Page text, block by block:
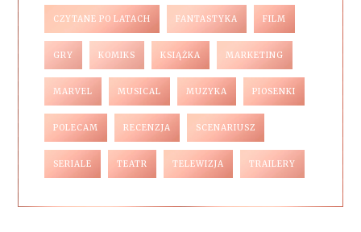
CZYTANE PO LATACH FANTASTYKA FILM
GRY KOMIKS KSIĄŻKA MARKETING
MARVEL MUSICAL MUZYKA PIOSENKI
POLECAM RECENZJA SCENARIUSZ
SERIALE TEATR TELEWIZJA TRAILERY